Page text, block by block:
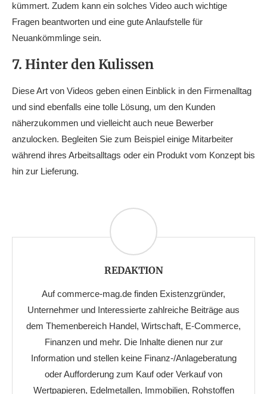
kümmert. Zudem kann ein solches Video auch wichtige
Fragen beantworten und eine gute Anlaufstelle für
Neuankömmlinge sein.
7. Hinter den Kulissen
Diese Art von Videos geben einen Einblick in den Firmenalltag
und sind ebenfalls eine tolle Lösung, um den Kunden
näherzukommen und vielleicht auch neue Bewerber
anzulocken. Begleiten Sie zum Beispiel einige Mitarbeiter
während ihres Arbeitsalltags oder ein Produkt vom Konzept bis
hin zur Lieferung.
REDAKTION
Auf commerce-mag.de finden Existenzgründer,
Unternehmer und Interessierte zahlreiche Beiträge aus
dem Themenbereich Handel, Wirtschaft, E-Commerce,
Finanzen und mehr. Die Inhalte dienen nur zur
Information und stellen keine Finanz-/Anlageberatung
oder Aufforderung zum Kauf oder Verkauf von
Wertpapieren, Edelmetallen, Immobilien, Rohstoffen